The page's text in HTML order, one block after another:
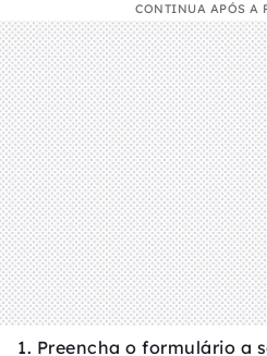
CONTINUA APÓS A
1. Preencha o formulário a